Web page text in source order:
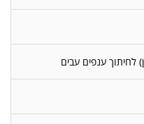
לחיתוך ענפים עבים